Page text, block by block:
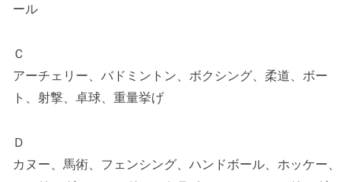
ール
Ｃ
アーチェリー、バドミントン、ボクシング、柔道、ボー
ト、射撃、卓球、重量挙げ
Ｄ
カヌー、馬術、フェンシング、ハンドボール、ホッケー、